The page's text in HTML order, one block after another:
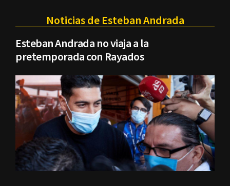
Noticias de Esteban Andrada
Esteban Andrada no viaja a la
pretemporada con Rayados